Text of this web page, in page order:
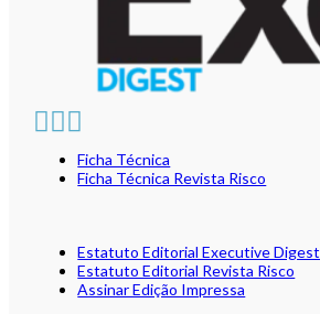
Ficha Técnica
Ficha Técnica Revista Risco
Estatuto Editorial Executive Digest
Estatuto Editorial Revista Risco
Assinar Edição Impressa